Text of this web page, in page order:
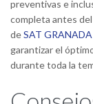
preventivas e
completa antes
deSAT GRANADA
garantizar el
durante toda la